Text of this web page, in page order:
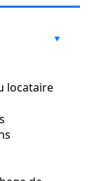
locataire